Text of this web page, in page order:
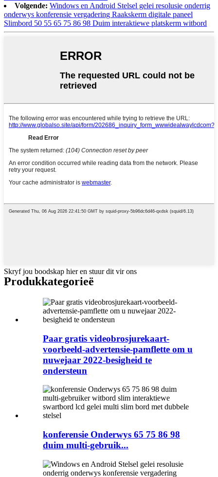
Volgende: Windows en Android Stelsel gelei resolusie onderrig
onderwys konferensie vergadering Raakskerm digitale paneel
Slimbord 50 55 65 75 86 98 Duim interaktiewe platskerm witbord
Skryf jou boodskap hier en stuur dit vir ons
Produkkategorieë
Paar gratis videobrosjurekaart-
voorbeeld-advertensie-pamflette om u
nuwejaar 2022-besigheid te
ondersteun
konferensie Onderwys 65 75 86 98
duim multi-gebruik...